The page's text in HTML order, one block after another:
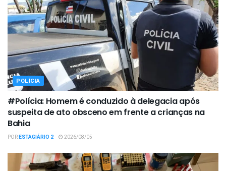
POLÍCIA
#Polícia: Homem é conduzido à delegacia após
suspeita de ato obsceno em frente a crianças na
Bahia
PORESTAGIÁRIO 2 2026/08/05